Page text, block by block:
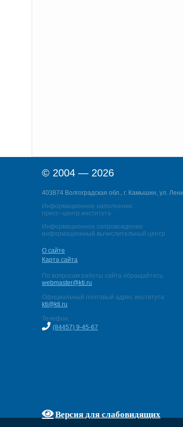
© 2004 — 2026
403874 Волгоградская обл., г. Камышин, ул.
Информационное наполнение:
пресс–центр института
Информационное сопровождение:
информационный вычислительный центр
О сайте
Карта сайта
По вопросам работы сайта обращайтесь:
webmaster@kti.ru
Официальный почтовый адрес института:
kti@kti.ru
Телефон:
(84457) 9-45-67
Версия для слабовидящих